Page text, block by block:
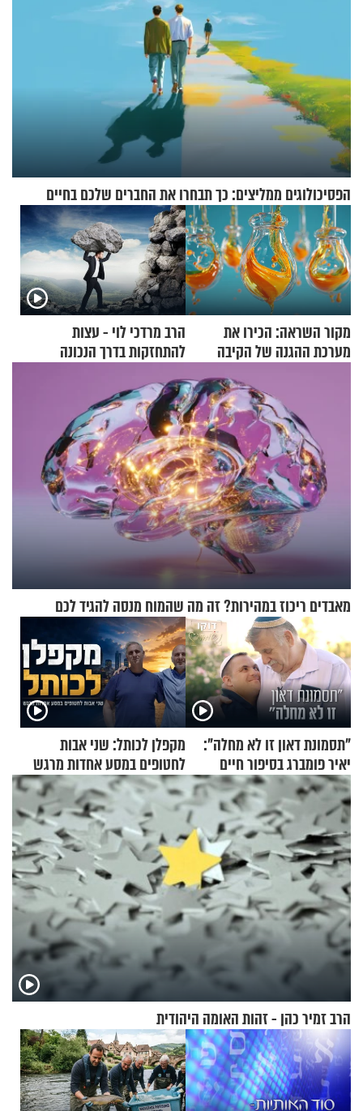
הפסיכולוגים ממליצים: כך תבחרו את החברים שלכם בחיים
מקור השראה: הכירו את
מערכת ההגנה של הקיבה
הרב מרדכי לוי - עצות
להתחזקות בדרך הנכונה
מאבדים ריכוז במהירות? זה מה שהמוח מנסה להגיד לכם
"תסמונת דאון זו לא מחלה":
יאיר פומברג בסיפור חיים
מעורר השראה
מקפלן לכותל: שני אבות
לחטופים במסע אחדות מרגש
הרב זמיר כהן - זהות האומה היהודית